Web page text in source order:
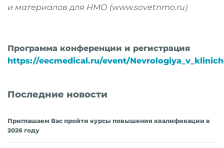
и материалов для НМО (www.sovetnmo.ru)
Программа конференции и регистрация
https://eecmedical.ru/event/
Последние новости
Приглашаем Вас пройти курсы повышения квалификации в
2026 году